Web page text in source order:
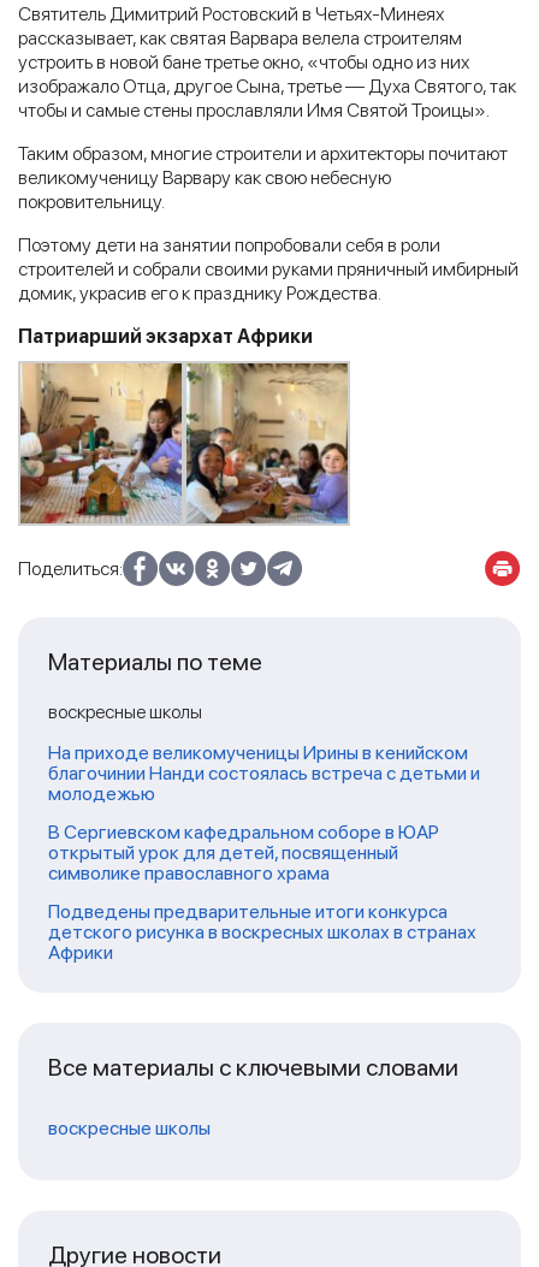
Святитель Димитрий Ростовский в Четьях-Минеях
рассказывает, как святая Варвара велела строителям
устроить в новой бане третье окно, «чтобы одно из них
изображало Отца, другое Сына, третье — Духа Святого, так
чтобы и самые стены прославляли Имя Святой Троицы».
Таким образом, многие строители и архитекторы почитают
великомученицу Варвару как свою небесную
покровительницу.
Поэтому дети на занятии попробовали себя в роли
строителей и собрали своими руками пряничный имбирный
домик, украсив его к празднику Рождества.
Патриарший экзархат Африки
Поделиться:
Материалы по теме
воскресные школы
На приходе великомученицы Ирины в кенийском
благочинии Нанди состоялась встреча с детьми и
молодежью
В Сергиевском кафедральном соборе в ЮАР
открытый урок для детей, посвященный
символике православного храма
Подведены предварительные итоги конкурса
детского рисунка в воскресных школах в странах
Африки
Все материалы с ключевыми словами
воскресные школы
Другие новости